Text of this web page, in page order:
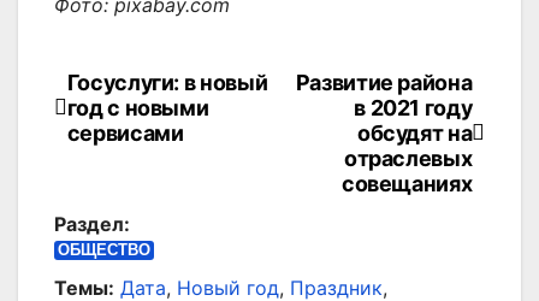
Навигация
по
Развитие района
в 2021 году
обсудят на
отраслевых
совещаниях
Госуслуги: в новый
год с новыми
сервисами
Раздел:
ОБЩЕСТВО
Темы: Дата, Новый год, Праздник,